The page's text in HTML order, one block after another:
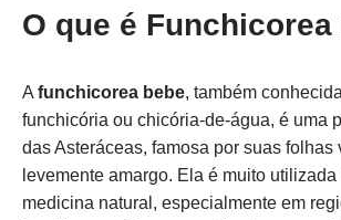
O que é Funchicorea
A funchicorea bebe, também
funchicória ou chicória-de-água, é uma
das Asteráceas, famosa por suas folhas
levemente amargo. Ela é muito
medicina natural, especialmente em